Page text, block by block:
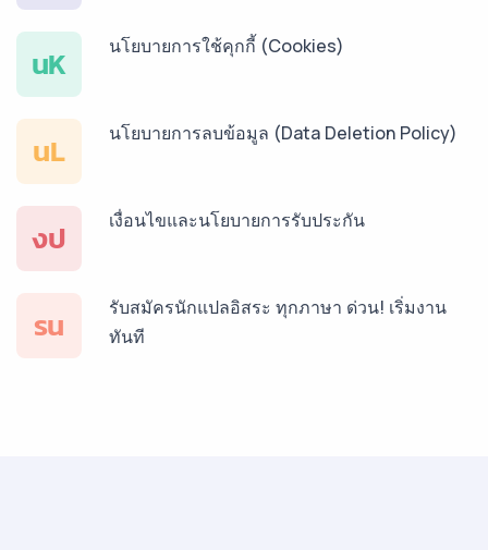
บริการรับแปลภาษาเวียดนาม ราคาเริ่มต้น 150฿
บริการรับแปลภาษาฝรั่งเศส ราคาเริ่มต้น 150฿
บริการรับแปลภาษาสเปน ราคาเริ่มต้น 150฿
บริการรับแปลภาษาเยอรมัน ราคาเริ่มต้น 150฿
นK นโยบายการใช้คุกกี้ (Cookies)
นL นโยบายการลบข้อมูล (Data Deletion Policy)
งป เงื่อนไขและนโยบายการรับประกัน
รน
รับสมัครนักแปลอิสระ ทุกภาษา ด่วน! เริ่มงาน
ทันที